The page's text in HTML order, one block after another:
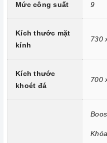
Công
Tính năng vượt trội
Chức năng Booster:
nhanh chóng trên các vùng
Mức công suất 9
Kích thước mặt
kính
730
Kích thước
khoét đá
700